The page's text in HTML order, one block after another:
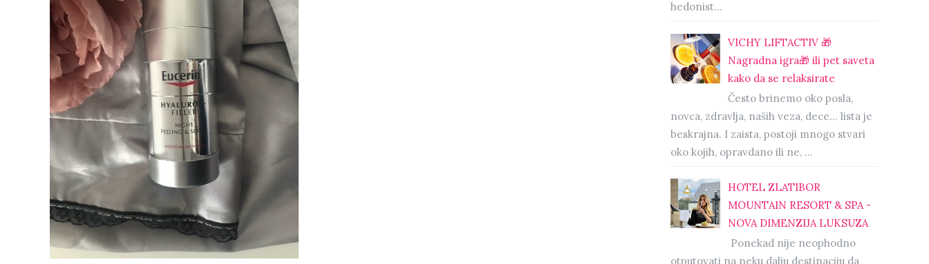
hedonist...
VICHY LIFTACTIV 🎁
Nagradna igra🎁 ili pet saveta
kako da se relaksirate
Često brinemo oko posla,
novca, zdravlja, naših veza, dece… lista je
beskrajna. I zaista, postoji mnogo stvari
oko kojih, opravdano ili ne, ...
HOTEL ZLATIBOR
MOUNTAIN RESORT & SPA -
NOVA DIMENZIJA LUKSUZA
Ponekad nije neophodno
otputovati na neku dalju destinaciju da